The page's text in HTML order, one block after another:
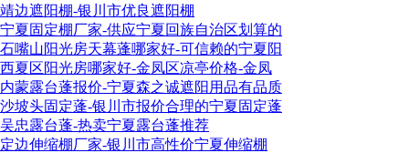
靖边遮阳棚-银川市优良遮阳棚
宁夏固定棚厂家-供应宁夏回族自治区划算的
石嘴山阳光房天幕蓬哪家好-可信赖的宁夏阳
西夏区阳光房哪家好-金凤区凉亭价格-金凤
内蒙露台蓬报价-宁夏森之诚遮阳用品有品质
沙坡头固定蓬-银川市报价合理的宁夏固定蓬
吴忠露台蓬-热卖宁夏露台蓬推荐
定边伸缩棚厂家-银川市高性价宁夏伸缩棚